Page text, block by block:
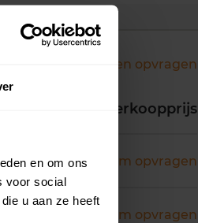
en om ons
voor social
u aan ze heeft
koopsommen opvragen
Verkoopprijs
Koopsom opvragen
Koopsom opvragen